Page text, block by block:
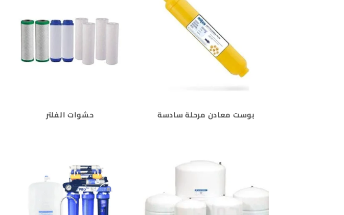
بوست معادن مرحلة سادسة حشوات الفلتر